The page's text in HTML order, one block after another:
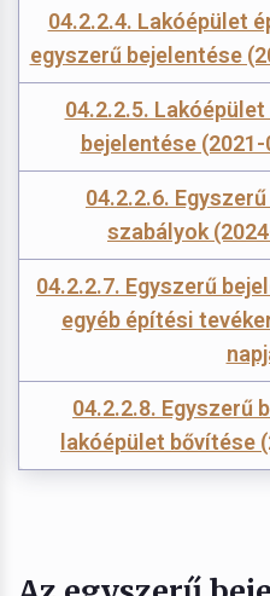
04.2.2.4. Lakóépület
egyszerű bejelentése
04.2.2.5.
bejelentése
04.2.2.6.
szabályok
04.2.2.7. Egyszerű
egyéb építési
04.2.2.8. Egyszerű
lakóépület bővítése